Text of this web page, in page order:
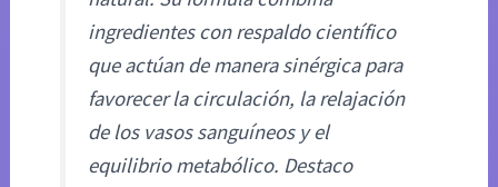
ingredientes con respaldo científico
que actúan de manera sinérgica para
favorecer la circulación, la relajación
de los vasos sanguíneos y el
equilibrio metabólico. Destaco